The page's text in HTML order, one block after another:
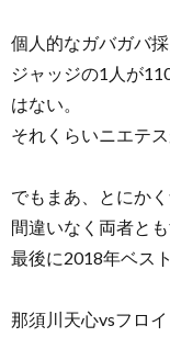
個人的なガバガバ
ジャッジの1人が
はない。
それくらいニエテ
でもまあ、とにか
間違いなく両者と
最後に2018年ベス
那須川天心vsフロ